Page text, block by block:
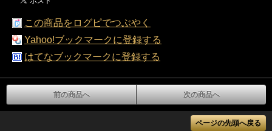
この商品をログピでつぶやく
Yahoo!ブックマークに登録する
はてなブックマークに登録する
前の商品へ 次の商品へ
ページの先頭へ戻る